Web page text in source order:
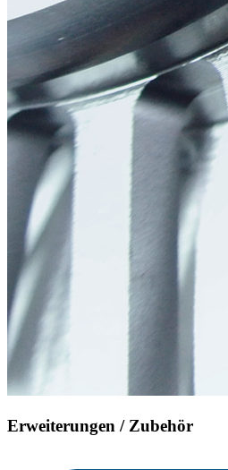
Erweiterungen / Zubehör